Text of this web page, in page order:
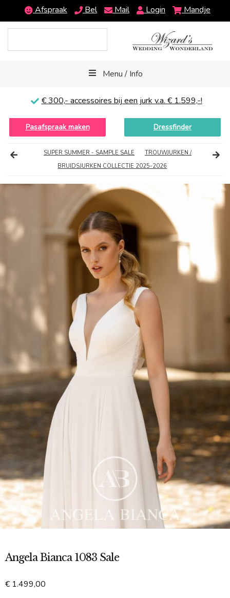
Afspraak Bel Mail Login Mandje
Menu / Info
€ 300,- accessoires bij een jurk v.a. € 1.599,-!
Pasafspraak maken Dressfinder
SUPER SUMMER - SAMPLE SALE
TROUWJURKEN /
BRUIDSJURKEN COLLECTIE 2025-2026
Angela Bianca 1083 Sale
€1.499,00